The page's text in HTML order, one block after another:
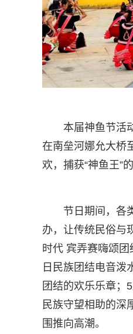
本届神鱼节活
在南垒河娜允大桥
欢，捕获“神鱼王”
节日期间，各
办，让传统民俗与
时代 宾弄赛嗨颂
日民族团结电音泼
团结的欢乐乐章；
民族守望相助的深
围推向高潮。